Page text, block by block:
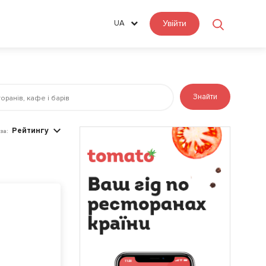
UA Увійти
Знайти
Рейтингу